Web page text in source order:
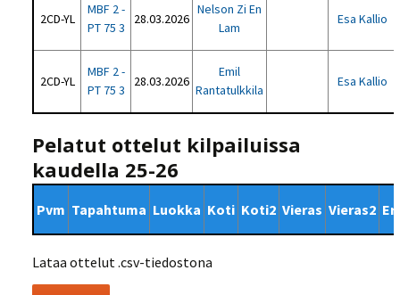
2CD-YL
MBF 2 -
PT 75 3
28.03.2026
Nelson Zi En
Lam
Esa Kallio
2CD-YL
MBF 2 -
PT 75 3
28.03.2026
Emil
Rantatulkkila
Esa Kallio
Pelatut ottelut kilpailuissa
kaudella 25-26
Pvm Tapahtuma Luokka Koti Koti2 Vieras Vieras2
Lataa ottelut .csv-tiedostona